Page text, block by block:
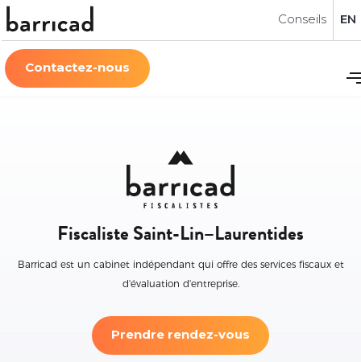
Conseils EN
Contactez-nous
Fiscaliste Saint-Lin–Laurentides
Barricad est un cabinet indépendant qui offre des services fiscaux et
d'évaluation d'entreprise.
Prendre rendez-vous